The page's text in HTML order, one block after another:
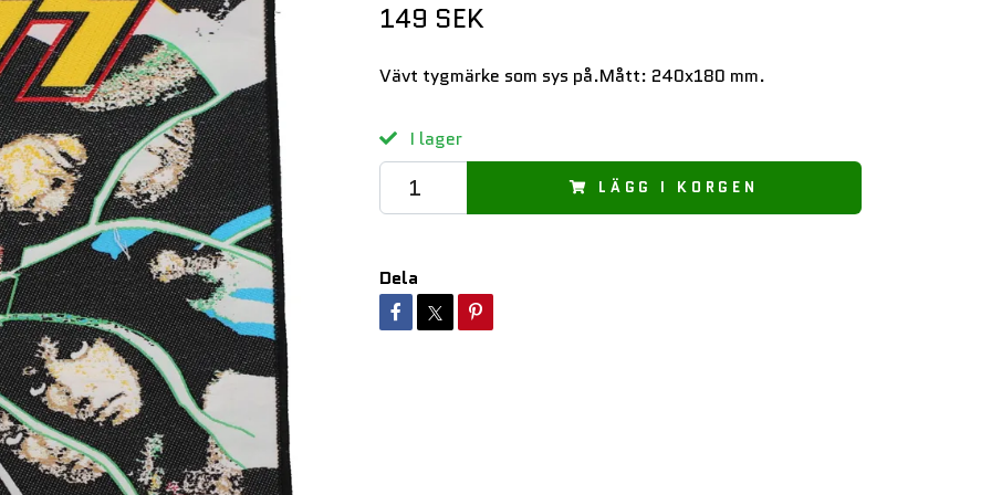
149 SEK
Vävt tygmärke som sys på.Mått: 240x180 mm.
I lager
LÄGG I KORGEN
Dela